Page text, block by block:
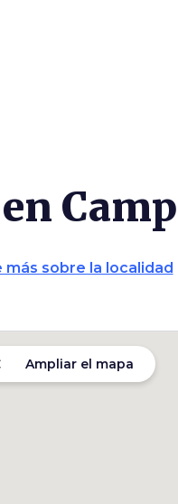
más sobre la localidad
Ampliar el mapa